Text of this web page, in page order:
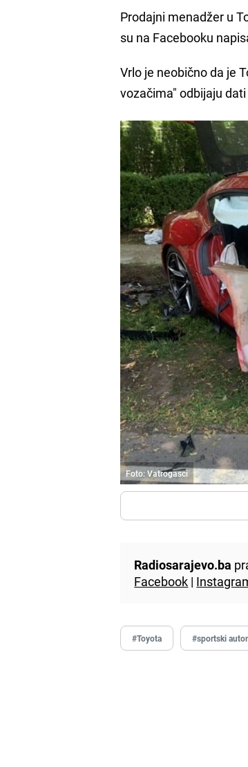
Prodajni menadžer u
su na Facebooku
Vrlo je neobično da je
vozačima" odbijaju
Foto: Vatrogasci
Radiosarajevo.ba
Facebook |
#Toyota #sportski